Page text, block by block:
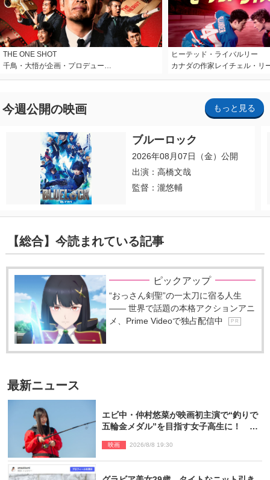
THE ONE SHOT
千鳥・大悟が企画・プロデュー…
ヒーテッド・ライバルリー
カナダの作家レイチェル・リ
今週公開の映画 もっと見る
ブルーロック
2026年08月07日（金）公開
出演：高橋文哉
監督：瀧悠輔
【総合】今読まれている記事
ピックアップ
“おっさん剣聖”の一太刀に宿る人生
―― 世界で話題の本格アクションアニ
メ、Prime Videoで独占配信中
P R
最新ニュース
エビ中・仲村悠菜が映画初主演で“釣りで
五輪金メダル”を目指す女子高生に！ 映
映画 2026/8/8 19:30